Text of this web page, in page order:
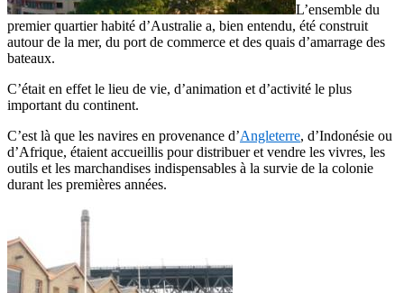
L’ensemble du
premier quartier habité d’Australie a, bien entendu, été construit
autour de la mer, du port de commerce et des quais d’amarrage des
bateaux.
C’était en effet le lieu de vie, d’animation et d’activité le plus
important du continent.
C’est là que les navires en provenance d’Angleterre, d’Indonésie ou
d’Afrique, étaient accueillis pour distribuer et vendre les vivres, les
outils et les marchandises indispensables à la survie de la colonie
durant les premières années.